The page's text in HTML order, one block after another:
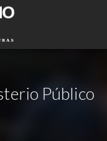
Público